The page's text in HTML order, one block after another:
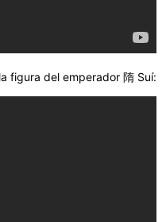
figura del emperador 隋 Suí: